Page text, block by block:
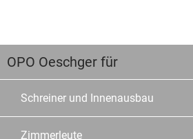
OPO Oeschger für
Schreiner und Innenausbau
Zimmerleute